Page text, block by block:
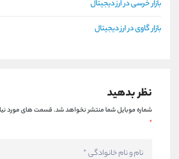
بازار خرسی در ارز دیجیتال
بازار گاوی در ارز دیجیتال
نظر بدهید
شماره موبایل شما منتشر نخواهد شد.قسمت های مورد
*